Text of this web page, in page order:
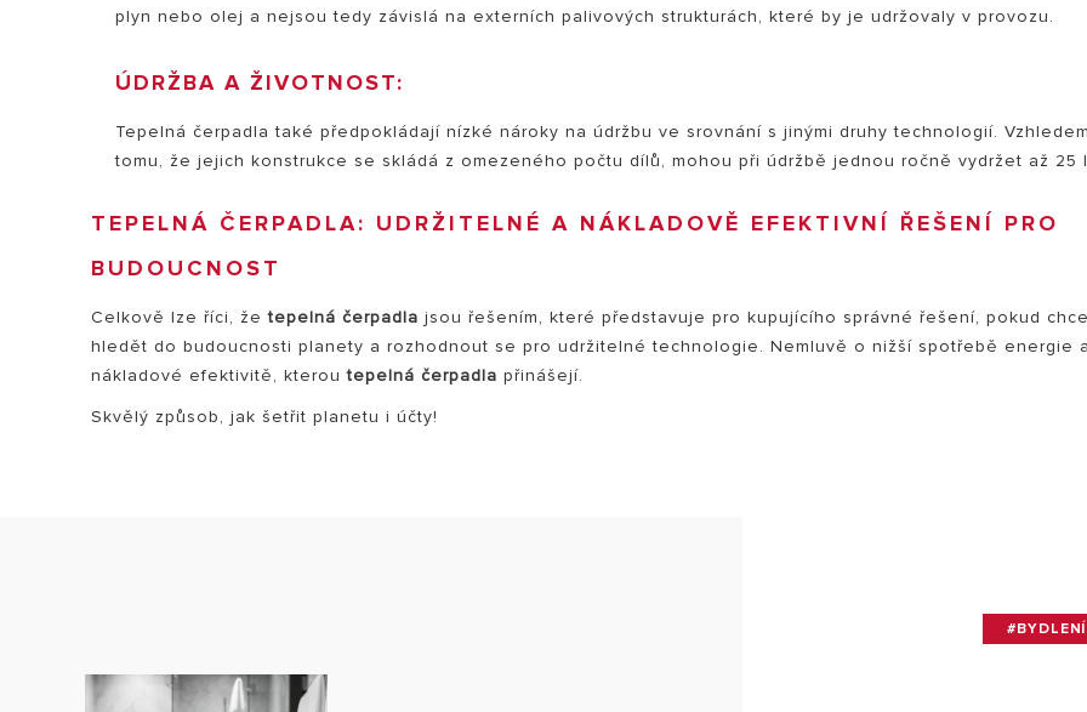
plyn nebo olej a nejsou tedy závislá na externích palivových strukturách, které by je udržovaly v provozu.
ÚDRŽBA A ŽIVOTNOST:
Tepelná čerpadla také předpokládají nízké nároky na údržbu ve srovnání s jinými druhy technologií.
tomu, že jejich konstrukce se skládá z omezeného počtu dílů, mohou při údržbě jednou ročně vydržet až 25
TEPELNÁ ČERPADLA: UDRŽITELNÉ A NÁKLADOVĚ EFEKTIVNÍ ŘEŠENÍ PRO
BUDOUCNOST
Celkově lze říci, žetepelná čerpadla jsou řešením, které představuje pro kupujícího správné řešení, pokud
hledět do budoucnosti planety a rozhodnout se pro udržitelné technologie. Nemluvě o nižší spotřebě energie
nákladové efektivitě, kteroutepelná čerpadla přinášejí.
Skvělý způsob, jak šetřit planetu i účty!
#BYDLENÍ